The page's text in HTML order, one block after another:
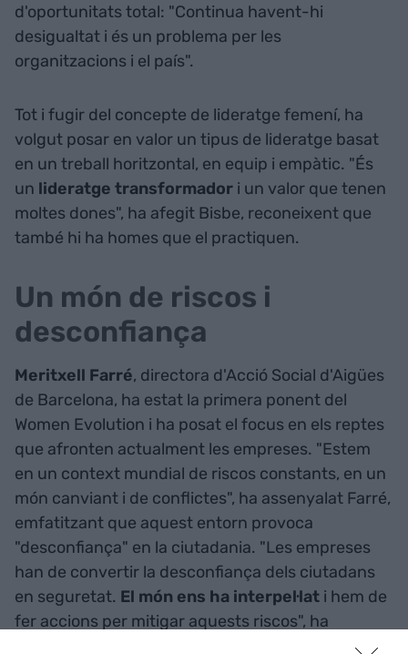
d'oportunitats total: "Continua havent-hi
desigualtat i és un problema per les
organitzacions i el país".
Tot i fugir del concepte de lideratge femení, ha
volgut posar en valor un tipus de lideratge basat
en un treball horitzontal, en equip i empàtic. "És
un lideratge transformador i un valor que tenen
moltes dones", ha afegit Bisbe, reconeixent que
també hi ha homes que el practiquen.
Un món de riscos i
desconfiança
Meritxell Farré, directora d'Acció Social d'Aigües
de Barcelona, ha estat la primera ponent del
Women Evolution i ha posat el focus en els reptes
que afronten actualment les empreses. "Estem
en un context mundial de riscos constants, en un
món canviant i de conflictes", ha assenyalat Farré,
emfatitzant que aquest entorn provoca
"desconfiança" en la ciutadania. "Les empreses
han de convertir la desconfiança dels ciutadans
en seguretat. El món ens ha interpel·lat i hem de
fer accions per mitigar aquests riscos", ha